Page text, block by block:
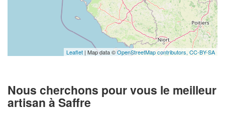
Leaflet | Map data ©OpenStreetMap contributors, CC-BY-SA
Nous cherchons pour vous le meilleur
artisan à Saffre